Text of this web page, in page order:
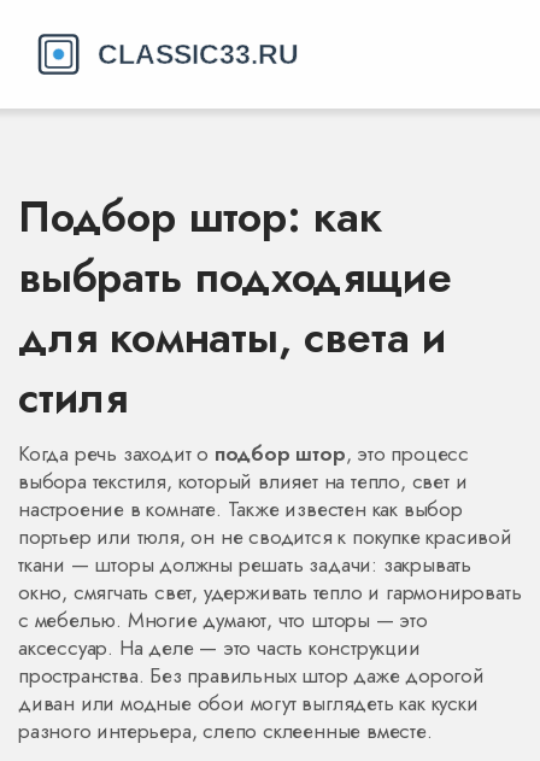
Подбор штор: как
выбрать подходящие
для комнаты, света и
стиля
Когда речь заходит о подбор штор, это процесс
выбора текстиля, который влияет на тепло, свет и
настроение в комнате. Также известен как выбор
портьер или тюля, он не сводится к покупке красивой
ткани — шторы должны решать задачи: закрывать
окно, смягчать свет, удерживать тепло и гармонировать
с мебелью. Многие думают, что шторы — это
аксессуар. На деле — это часть конструкции
пространства. Без правильных штор даже дорогой
диван или модные обои могут выглядеть как куски
разного интерьера, слепо склеенные вместе.